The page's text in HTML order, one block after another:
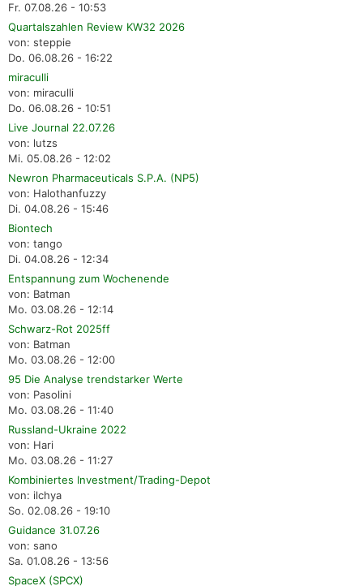
Fr. 07.08.26 - 10:53
Quartalszahlen Review KW32 2026
von: steppie
Do. 06.08.26 - 16:22
miraculli
von: miraculli
Do. 06.08.26 - 10:51
Live Journal 22.07.26
von: lutzs
Mi. 05.08.26 - 12:02
Newron Pharmaceuticals S.P.A. (NP5)
von: Halothanfuzzy
Di. 04.08.26 - 15:46
Biontech
von: tango
Di. 04.08.26 - 12:34
Entspannung zum Wochenende
von: Batman
Mo. 03.08.26 - 12:14
Schwarz-Rot 2025ff
von: Batman
Mo. 03.08.26 - 12:00
95 Die Analyse trendstarker Werte
von: Pasolini
Mo. 03.08.26 - 11:40
Russland-Ukraine 2022
von: Hari
Mo. 03.08.26 - 11:27
Kombiniertes Investment/Trading-Depot
von: ilchya
So. 02.08.26 - 19:10
Guidance 31.07.26
von: sano
Sa. 01.08.26 - 13:56
SpaceX (SPCX)